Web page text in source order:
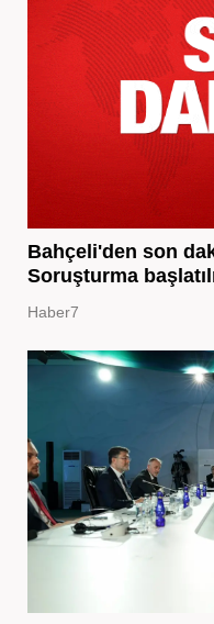
Bahçeli'den son
Soruşturma
Haber7